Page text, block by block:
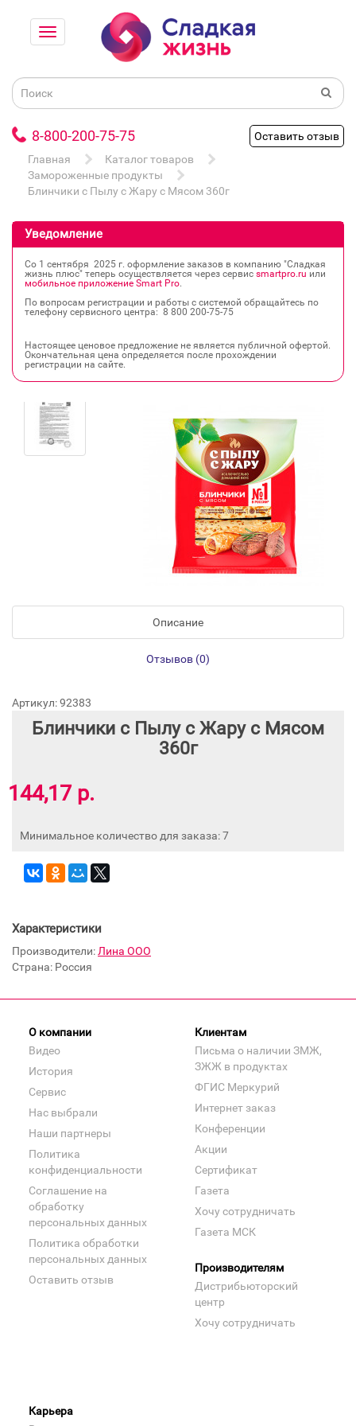
8-800-200-75-75
Оставить отзыв
Главная
Каталог товаров
Замороженные продукты
Блинчики с Пылу с Жару с Мясом 360г
Уведомление
Со 1 сентября 2025 г. оформление заказов в компанию "Сладкая
жизнь плюс" теперь осуществляется через сервис smartpro.ru или
мобильное приложение Smart Pro.
По вопросам регистрации и работы с системой обращайтесь по
телефону сервисного центра: 8 800 200‐75‐75
Настоящее ценовое предложение не является публичной офертой.
Окончательная цена определяется после прохождении
регистрации на сайте.
Описание
Отзывов (0)
Артикул: 92383
Блинчики с Пылу с Жару с Мясом
360г
144,17 р.
Минимальное количество для заказа: 7
Характеристики
Производители: Лина ООО
Страна: Россия
О компании
Видео
История
Сервис
Нас выбрали
Наши партнеры
Политика
конфиденциальности
Соглашение на
обработку
персональных данных
Политика обработки
персональных данных
Оставить отзыв
Клиентам
Письма о наличии ЗМЖ,
ЗЖЖ в продуктах
ФГИС Меркурий
Интернет заказ
Конференции
Акции
Сертификат
Газета
Хочу сотрудничать
Газета МСК
Производителям
Дистрибьюторский
центр
Хочу сотрудничать
Карьера